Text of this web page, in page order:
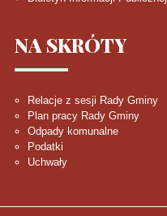
NA SKRÓTY
Relacje z sesji Rady Gminy
Plan pracy Rady Gminy
Odpady komunalne
Podatki
Uchwały